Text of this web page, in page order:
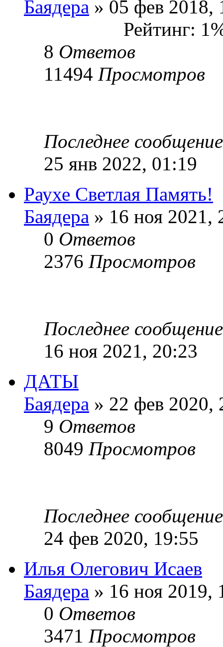
Баядера » 05 фев 2018,
Рейтинг:
8 Ответов
11494 Просмотров
Последнее
25 янв 2022, 01:19
Раухе Светлая Память!
Баядера » 16 ноя 2021,
0 Ответов
2376 Просмотров
Последнее
16 ноя 2021, 20:23
ДАТЫ
Баядера » 22 фев 2020,
9 Ответов
8049 Просмотров
Последнее
24 фев 2020, 19:55
Илья Олегович Исаев
Баядера » 16 ноя 2019,
0 Ответов
3471 Просмотров